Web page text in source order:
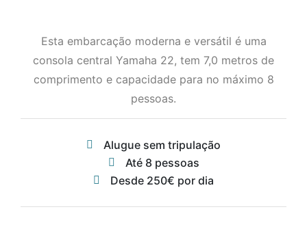
Esta embarcação moderna e versátil é uma
consola central Yamaha 22, tem 7,0 metros de
comprimento e capacidade para no máximo 8
pessoas.
Alugue sem tripulação
Até 8 pessoas
Desde 250€ por dia